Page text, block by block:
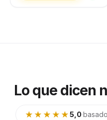
Lo que dicen
★★★★★5,0·